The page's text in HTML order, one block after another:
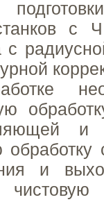
с
и
обработку
и